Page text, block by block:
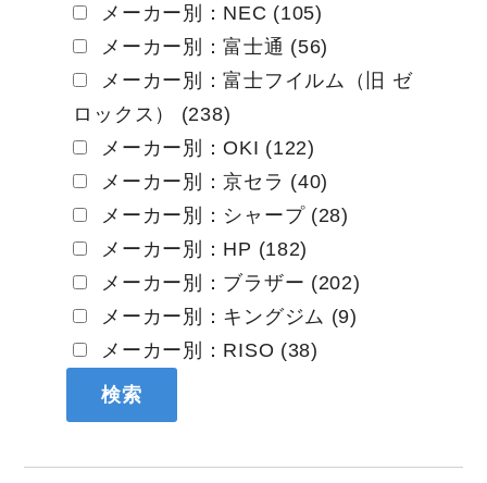
メーカー別：NEC (105)
メーカー別：富士通 (56)
メーカー別：富士フイルム（旧 ゼ
ロックス） (238)
メーカー別：OKI (122)
メーカー別：京セラ (40)
メーカー別：シャープ (28)
メーカー別：HP (182)
メーカー別：ブラザー (202)
メーカー別：キングジム (9)
メーカー別：RISO (38)